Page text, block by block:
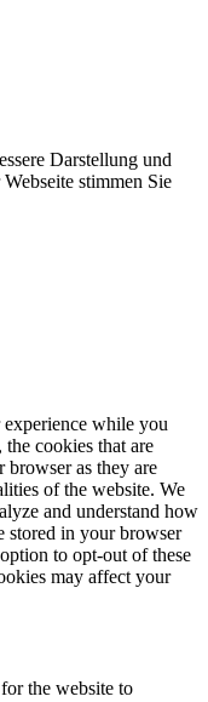
Darstellung und
stimmen Sie
while you
cookies that are
browser as they are
of the website. We
and understand how
stored in your browser
to opt-out of these
may affect your
the website to